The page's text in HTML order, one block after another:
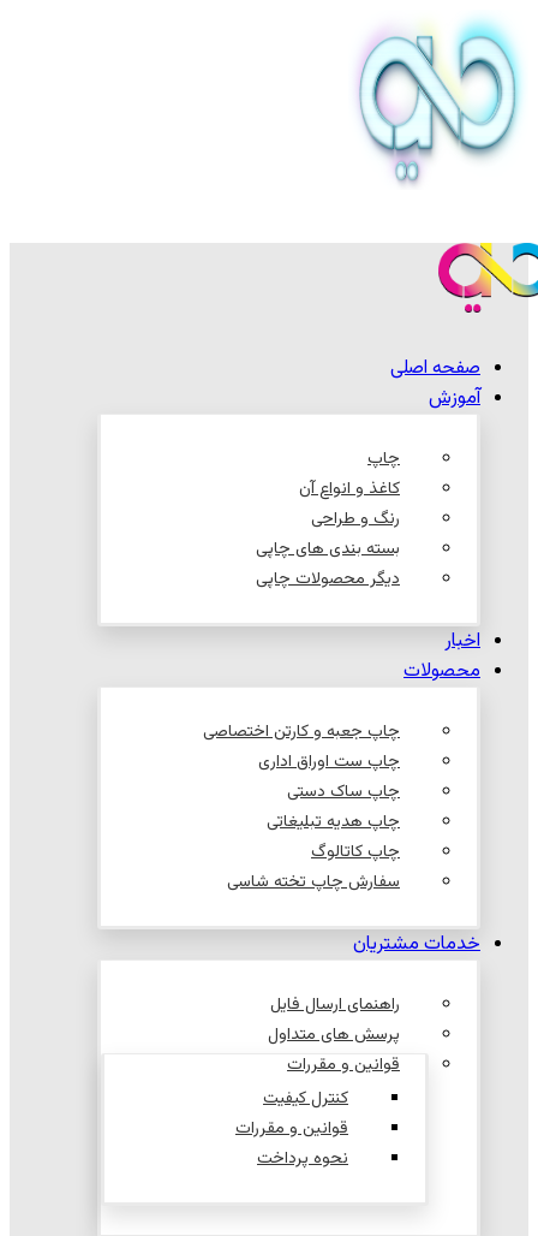
صفحه اصلی
آموزش
چاپ
کاغذ و انواع آن
رنگ و طراحی
بسته بندی های چاپی
دیگر محصولات چاپی
اخبار
محصولات
چاپ جعبه و کارتن اختصاصی
چاپ ست اوراق اداری
چاپ ساک دستی
چاپ هدیه تبلیغاتی
چاپ کاتالوگ
سفارش چاپ تخته شاسی
خدمات مشتریان
راهنمای ارسال فایل
پرسش های متداول
قوانین و مقررات
کنترل کیفیت
قوانین و مقررات
نحوه پرداخت